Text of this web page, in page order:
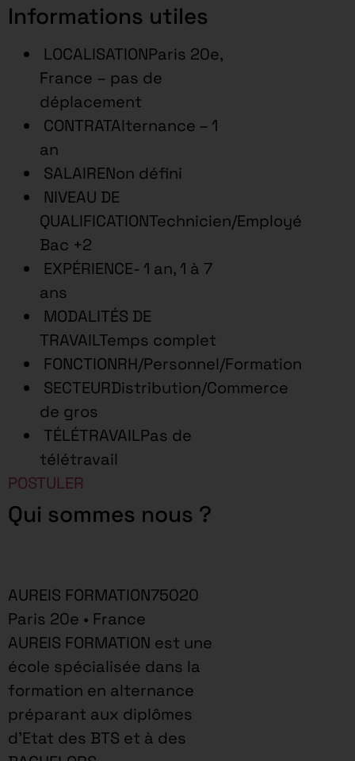
Informations utiles
LOCALISATIONParis 20e,
France – pas de
déplacement
CONTRATAlternance – 1
an
SALAIRENon défini
NIVEAU DE
QUALIFICATIONTechnicien/Employé
Bac +2
EXPÉRIENCE- 1 an, 1 à 7
ans
MODALITÉS DE
TRAVAILTemps complet
FONCTIONRH/Personnel/Formation
SECTEURDistribution/Commerce
de gros
TÉLÉTRAVAILPas de
télétravail
POSTULER
Qui sommes nous ?
AUREIS FORMATION75020
Paris 20e • France
AUREIS FORMATION est une
école spécialisée dans la
formation en alternance
préparant aux diplômes
d’Etat des BTS et à des